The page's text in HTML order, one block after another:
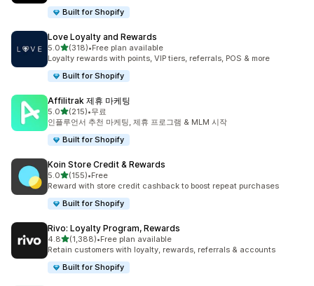
Built for Shopify
Love Loyalty and Rewards
5.0별 5개 중
(318)
총 리뷰 318개
•Free plan available
Loyalty rewards with points, VIP tiers, referrals, POS & more
Built for Shopify
Affilitrak 제휴 마케팅
5.0별 5개 중
(215)
총 리뷰 215개
•무료
인플루언서 추천 마케팅, 제휴 프로그램 & MLM 시작
Built for Shopify
Koin Store Credit & Rewards
5.0별 5개 중
(155)
총 리뷰 155개
•Free
Reward with store credit cashback to boost repeat purchases
Built for Shopify
Rivo: Loyalty Program, Rewards
4.8별 5개 중
(1,388)
총 리뷰 1388개
•Free plan available
Retain customers with loyalty, rewards, referrals & accounts
Built for Shopify